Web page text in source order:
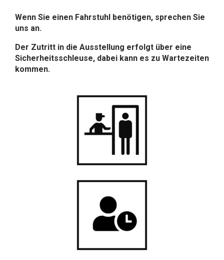
Wenn Sie einen Fahrstuhl benötigen, sprechen Sie
uns an.
Der Zutritt in die Ausstellung erfolgt über eine
Sicherheitsschleuse, dabei kann es zu Wartezeiten
kommen.